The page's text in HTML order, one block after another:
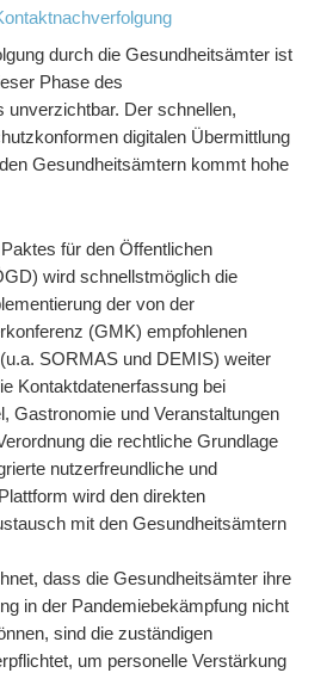
durch die Gesundheitsämter ist
Phase des
unverzichtbar. Der schnellen,
digitalen Übermittlung
Gesundheitsämtern kommt hohe
für den Öffentlichen
wird schnellstmöglich die
der von der
(GMK) empfohlenen
SORMAS und DEMIS) weiter
Kontaktdatenerfassung bei
Gastronomie und Veranstaltungen
die rechtliche Grundlage
nutzerfreundliche und
wird den direkten
mit den Gesundheitsämtern
dass die Gesundheitsämter ihre
in der Pandemiebekämpfung nicht
sind die zuständigen
um personelle Verstärkung